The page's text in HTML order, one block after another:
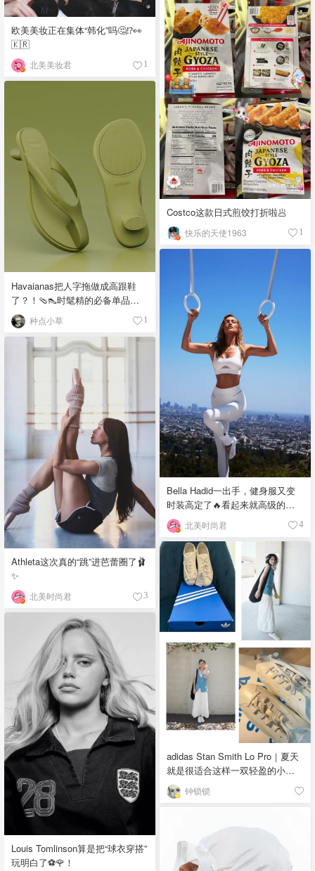
欧美美妆正在集体“韩化”吗🤔⁉️👀
🇰🇷
北美美妆君 1
Costco这款日式煎饺打折啦🥟
快乐的天使1963 1
Havaianas把人字拖做成高跟鞋
了？！🩴👠时髦精的必备单品
吧！ 种点小草 1
Bella Hadid一出手，健身服又变
时装高定了🔥看起来就高级的不
行❣️ 北美时尚君 4
Athleta这次真的“跳”进芭蕾圈了🩰
✨
北美时尚君 3
adidas Stan Smith Lo Pro｜夏天
就是很适合这样一双轻盈的小白
鞋
钟锁锁
Louis Tomlinson算是把“球衣穿搭”
玩明白了⚽️🌹！